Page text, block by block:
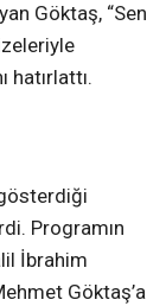
Göktaş, “Sen
hatırlattı.
Programın
İbrahim
Göktaş’a